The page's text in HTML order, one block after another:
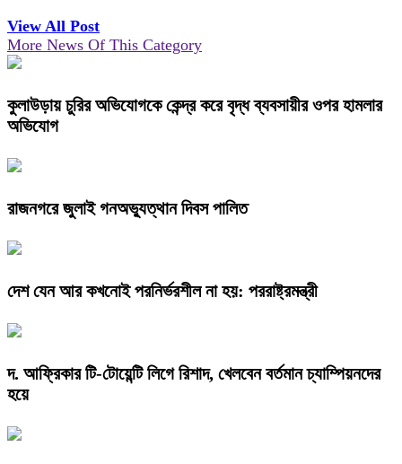
View All Post
More News Of This Category
কুলাউড়ায় চুরির অভিযোগকে কেন্দ্র করে বৃদ্ধ ব্যবসায়ীর ওপর হামলার
অভিযোগ
রাজনগরে জুলাই গনঅভ্যুত্থান দিবস পালিত
দেশ যেন আর কখনোই পরনির্ভরশীল না হয়: পররাষ্ট্রমন্ত্রী
দ. আফ্রিকার টি-টোয়েন্টি লিগে রিশাদ, খেলবেন বর্তমান চ্যাম্পিয়নদের
হয়ে